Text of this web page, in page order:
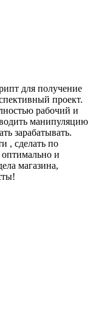
для получение
проект.
рабочий и
манипуляцию
зарабатывать.
, сделать по
и
магазина,